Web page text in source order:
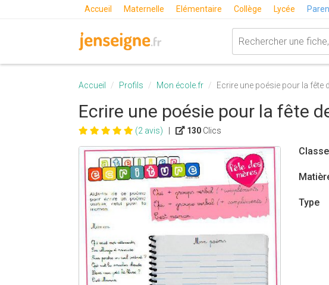
Accueil Maternelle Elémentaire Collège Lycée
Accueil Profils Mon école.fr Ecrire une poésie pour la fête
Ecrire une poésie pour la fête
(2 avis) 130 Clics
Classe
Type